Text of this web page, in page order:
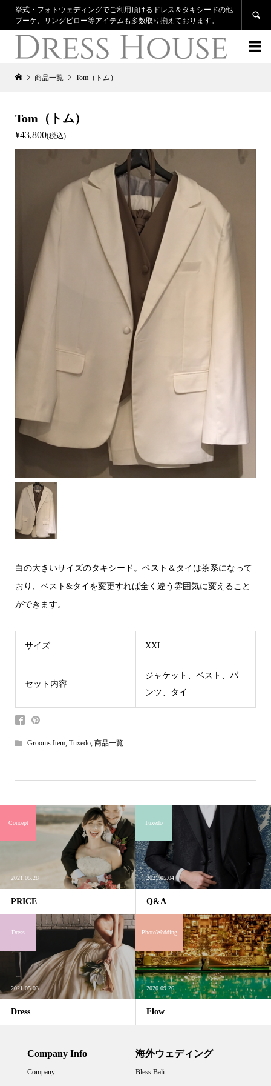
挙式・フォトウェディングでご利用頂けるドレス＆タキシードの他
ブーケ、リングピロー等アイテムも多数取り揃えております。


商品一覧 Tom（トム）
Tom（トム）
¥43,800(税込)
白の大きいサイズのタキシード。ベスト＆タイは茶系になって
おり、ベスト&タイを変更すれば全く違う雰囲気に変えること
ができます。
サイズ XXL
セット内容
ジャケット、ベスト、パ
ンツ、タイ
Grooms Item, Tuxedo, 商品一覧
2021.05.28
PRICE
Concept
2021.05.04
Q&A
Tuxedo
2021.05.03
Dress
Dress
2020.09.26
Flow
PhotoWedding
Company Info
Company
海外ウェディング
Bless Bali